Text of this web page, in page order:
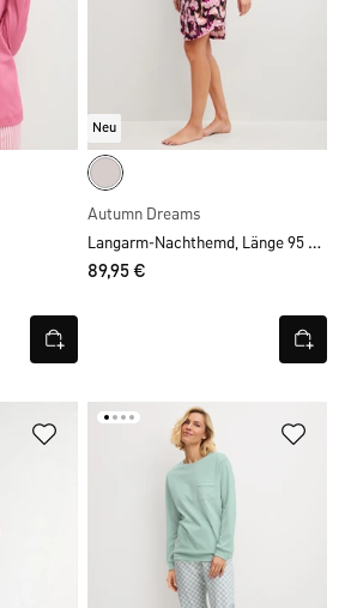
Neu
Autumn Dreams
Langarm-Nachthemd, Länge 95 cm
89,95 €